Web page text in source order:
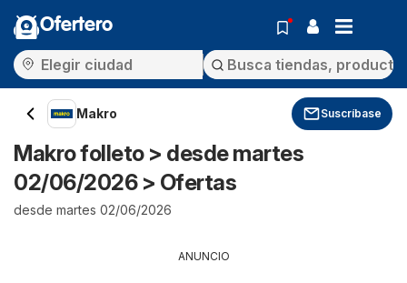
Ofertero
Makro Suscríbase
Makro folleto > desde martes
02/06/2026 > Ofertas
desde martes 02/06/2026
ANUNCIO